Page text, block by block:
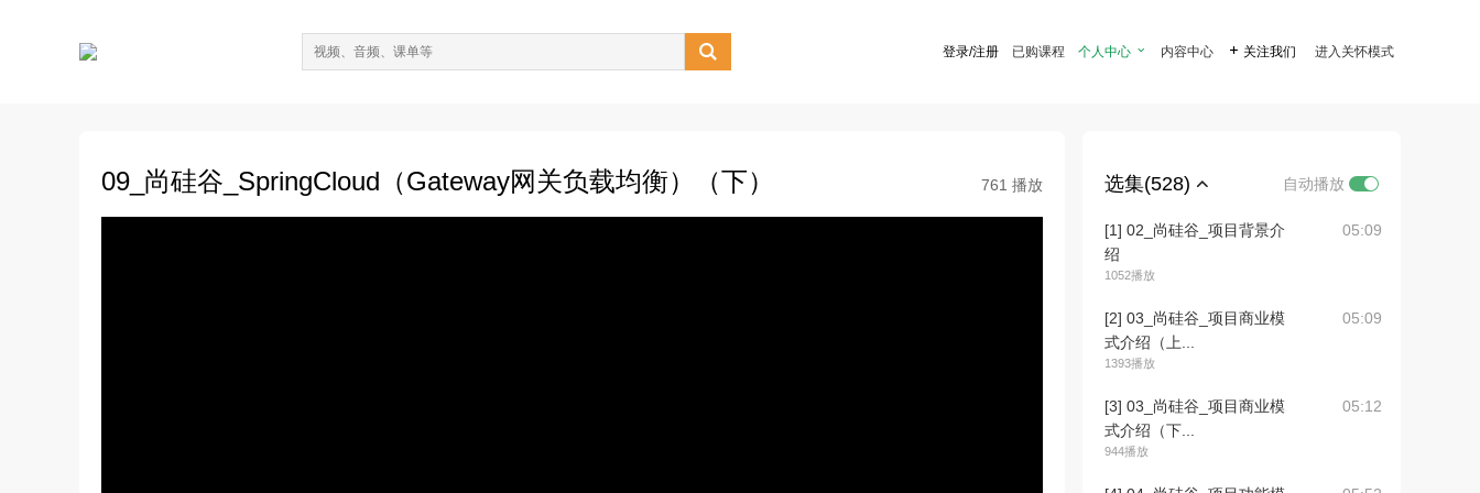
 登录/注册 已购课程 个人中心  内容中心  关注我们 进入关怀模式
09_尚硅谷_SpringCloud（Gateway网关负载均衡）（下） 761 播放 选集(528) 自动播放
[1] 02_尚硅谷_项目背景介
绍
1052播放
05:09
[2] 03_尚硅谷_项目商业模
式介绍（上...
1393播放
05:09
[3] 03_尚硅谷_项目商业模
式介绍（下...
944播放
05:12